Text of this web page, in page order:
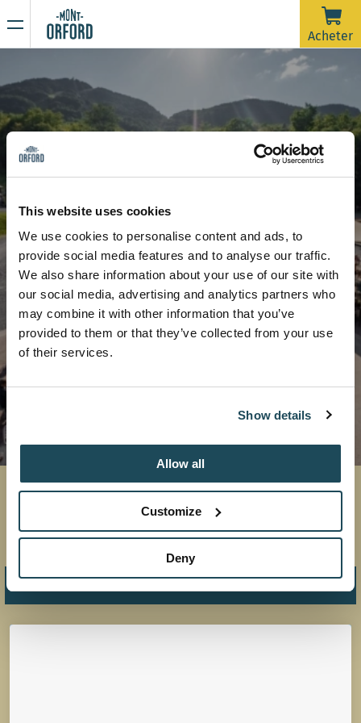
This website uses cookies
We use cookies to personalise content and ads, to
provide social media features and to analyse our traffic.
We also share information about your use of our site with
our social media, advertising and analytics partners who
may combine it with other information that you’ve
provided to them or that they’ve collected from your use
of their services.
Show details
Allow all
Customize
Deny
Acheter
Calendrier des activités
Une foule d'événements vous attendent à la
ou que vous souhaitiez vous retrouver en pleine
nature.
La saison 2025-26 est officiellement terminée.
Malheureusement, avec la pluie de la dernière semaine et
prévue jusqu'à samedi matin, les pistes nécessiteraient
grand merci à tous les skieurs qui nous ont accompagnés
durant ces plus de 120 jours d'ouverture cette saison.
maintenant fermée à toute activité sportive incluant la
Restez à l’affût de nos prochaines communications pour
connaître la date d’ouverture de la saison estivale de
randonnée.
Merci de votre compréhension et à l'an prochain !